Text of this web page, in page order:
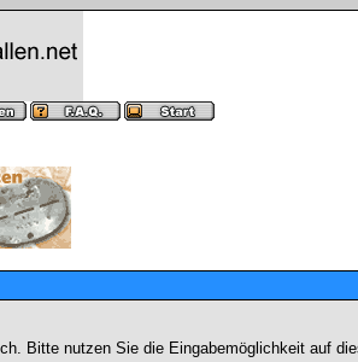
Bitte nutzen Sie die Eingabemöglichkeit auf